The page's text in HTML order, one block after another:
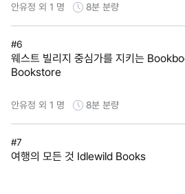
안유정 외 1 명 8분 분량
#6
웨스트 빌리지 중심가를 지키는
Bookstore
안유정 외 1 명 8분 분량
#7
여행의 모든 것 Idlewild Books